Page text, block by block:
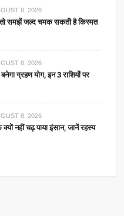
8, 2026
समझें जल्द चमक सकती है किस्मत
8, 2026
ग्रहण योग, इन 3 राशियों पर
8, 2026
नहीं चढ़ पाया इंसान, जानें रहस्य